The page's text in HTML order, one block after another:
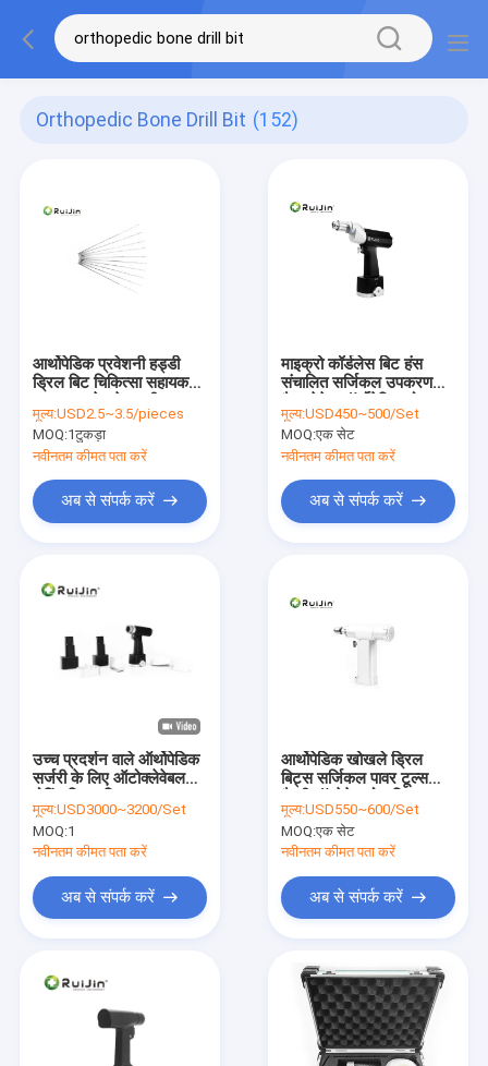
Orthopedic Bone Drill Bit (152)
आर्थोपेडिक प्रवेशनी हड्डी
ड्रिल बिट चिकित्सा सहायक
एचसीएस
मूल्य:USD2.5~3.5/pieces
MOQ:1टुकड़ा
नवीनतम कीमत पता करें
अब से संपर्क करें
माइक्रो कॉर्डलेस बिट हंस
संचालित सर्जिकल उपकरण
ड्रिल
मूल्य:USD450~500/Set
MOQ:एक सेट
नवीनतम कीमत पता करें
अब से संपर्क करें
उच्च प्रदर्शन वाले ऑर्थोपेडिक
सर्जरी के लिए ऑटोक्लेवेबल
मूल्य:USD3000~3200/Set
MOQ:1
नवीनतम कीमत पता करें
अब से संपर्क करें
आर्थोपेडिक खोखले ड्रिल
बिट्स सर्जिकल पावर टूल्स
इंस्ट्रूमेंट्स सेट करें
मूल्य:USD550~600/Set
MOQ:एक सेट
नवीनतम कीमत पता करें
अब से संपर्क करें